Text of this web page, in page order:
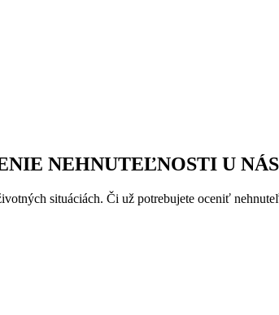
NEHNUTEĽNOSTI U
situáciách. Či už potrebujete oceniť